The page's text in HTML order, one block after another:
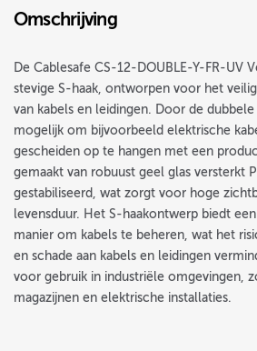
Omschrijving
De Cablesafe CS-12-DOUBLE-Y-FR-UV
stevige S-haak, ontworpen voor het
van kabels en leidingen. Door de
mogelijk om bijvoorbeeld elektrische
gescheiden op te hangen met een
gemaakt van robuust geel glas versterkt
gestabiliseerd, wat zorgt voor hoge
levensduur. Het S-haakontwerp biedt
manier om kabels te beheren, wat het
en schade aan kabels en leidingen
voor gebruik in industriële omgevingen,
magazijnen en elektrische installaties.